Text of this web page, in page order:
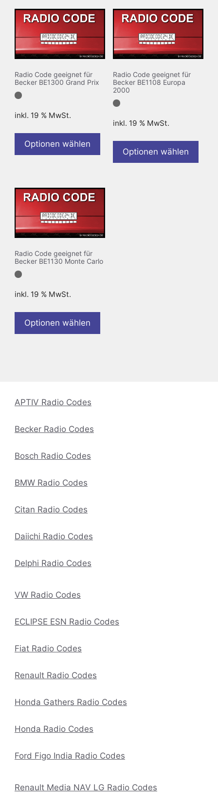
Radio Code geeignet für
Becker BE1300 Grand Prix
inkl. 19 % MwSt.
Optionen wählen
Radio Code geeignet für
Becker BE1108 Europa
2000
inkl. 19 % MwSt.
Optionen wählen
Radio Code geeignet für
Becker BE1130 Monte Carlo
inkl. 19 % MwSt.
Optionen wählen
APTIV Radio Codes
Becker Radio Codes
Bosch Radio Codes
BMW Radio Codes
Citan Radio Codes
Daiichi Radio Codes
Delphi Radio Codes
VW Radio Codes
ECLIPSE ESN Radio Codes
Fiat Radio Codes
Renault Radio Codes
Honda Gathers Radio Codes
Honda Radio Codes
Ford Figo India Radio Codes
Renault Media NAV LG Radio Codes